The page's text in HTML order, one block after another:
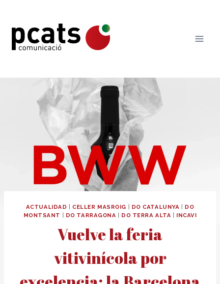
contenido
ACTUALIDAD CELLER MASROIG DO CATALUNYA
DO
MONTSANT
DO TARRAGONA DO TERRA ALTA INCAVI
Vuelve la feria
vitivinícola por